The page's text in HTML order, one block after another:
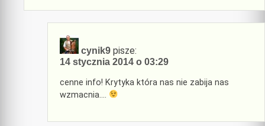
cynik9 pisze:
14 stycznia 2014 o 03:29
cenne info! Krytyka która nas nie zabija nas
wzmacnia….